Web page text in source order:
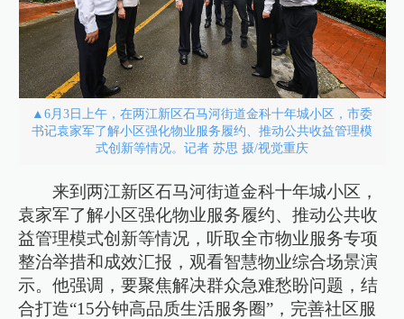
▲6月3日上午，在两江新区石马河街道金科十年城小区，市委
书记袁家军了解小区强化物业服务履约、推动公共收益管理模
式创新等情况。记者 苏思 摄/视觉重庆
来到两江新区石马河街道金科十年城小区，
袁家军了解小区强化物业服务履约、推动公共收
益管理模式创新等情况，听取全市物业服务专项
整治举措和成效汇报，观看智慧物业综合场景演
示。他强调，要聚焦解决群众急难愁盼问题，结
合打造“15分钟高品质生活服务圈”，完善社区服